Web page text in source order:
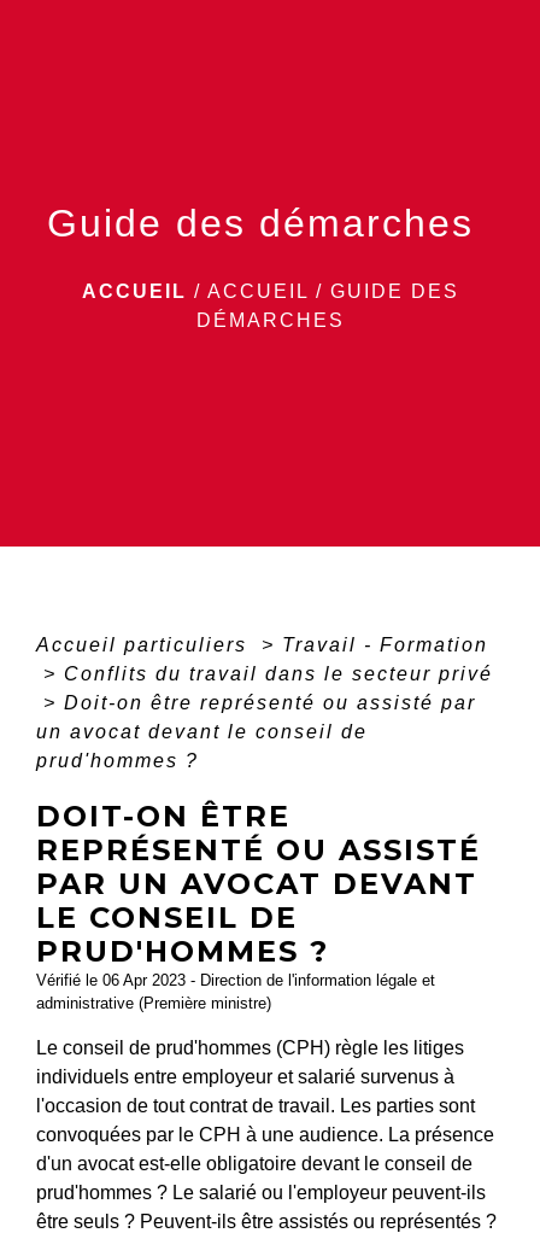
Guide des démarches
ACCUEIL / ACCUEIL / GUIDE DES
DÉMARCHES
Accueil particuliers > Travail - Formation
> Conflits du travail dans le secteur privé
> Doit-on être représenté ou assisté par
un avocat devant le conseil de
prud'hommes ?
DOIT-ON ÊTRE
REPRÉSENTÉ OU ASSISTÉ
PAR UN AVOCAT DEVANT
LE CONSEIL DE
PRUD'HOMMES ?
Vérifié le 06 Apr 2023 - Direction de l'information légale et
administrative (Première ministre)
Le conseil de prud'hommes (CPH) règle les litiges
individuels entre employeur et salarié survenus à
l'occasion de tout contrat de travail. Les parties sont
convoquées par le CPH à une audience. La présence
d'un avocat est-elle obligatoire devant le conseil de
prud'hommes ? Le salarié ou l'employeur peuvent-ils
être seuls ? Peuvent-ils être assistés ou représentés ?